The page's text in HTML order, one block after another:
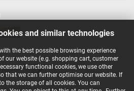
and similar technologies
the best possible browsing experience
our website (e.g. shopping cart, customer
functional cookies, we use other
that we can further optimise our website. If
the storage of all cookies. You can